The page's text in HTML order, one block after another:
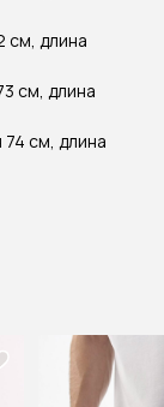
см, длина
см, длина
см, длина